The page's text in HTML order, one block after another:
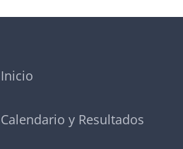
Inicio
Calendario y Resultados